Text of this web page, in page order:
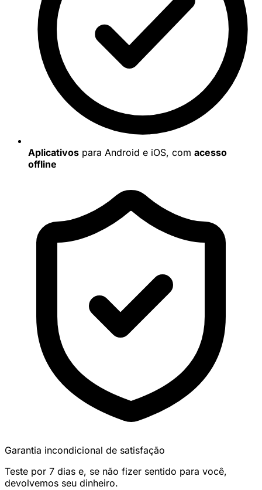
Aplicativos para Android e iOS, com acesso
offline
Garantia incondicional de satisfação
Teste por 7 dias e, se não fizer sentido para você,
devolvemos seu dinheiro.